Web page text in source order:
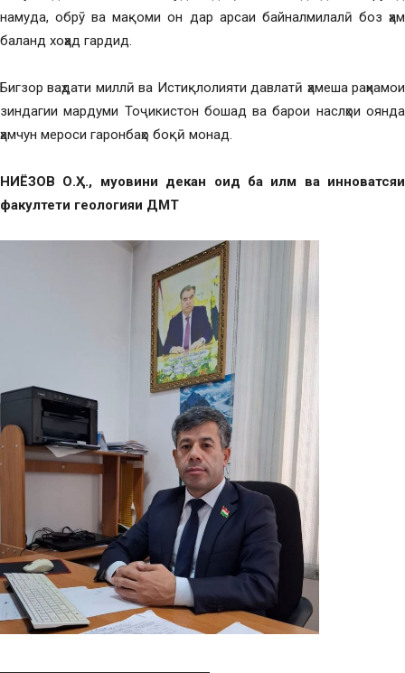
намуда, обрӯ ва мақоми он дар арсаи байналмилалӣ боз ҳам
баланд хоҳад гардид.
Бигзор ваҳдати миллӣ ва Истиқлолияти давлатӣ ҳамеша раҳнамои
зиндагии мардуми Тоҷикистон бошад ва барои наслҳои оянда
ҳамчун мероси гаронбаҳо боқӣ монад.
НИЁЗОВ О.Ҳ., муовини декан оид ба илм ва инноватсяи
факултети геологияи ДМТ